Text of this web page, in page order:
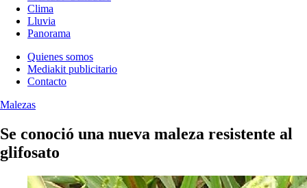
Clima
Lluvia
Panorama
Quienes somos
Mediakit publicitario
Contacto
Malezas
Se conoció una nueva maleza resistente al
glifosato